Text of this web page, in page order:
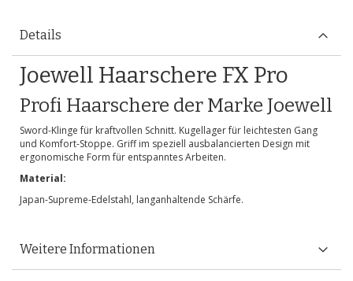
Details
Joewell Haarschere FX Pro
Profi Haarschere der Marke Joewell
Sword-Klinge für kraftvollen Schnitt. Kugellager für leichtesten Gang
und Komfort-Stoppe. Griff im speziell ausbalancierten Design mit
ergonomische Form für entspanntes Arbeiten.
Material:
Japan-Supreme-Edelstahl, langanhaltende Schärfe.
Weitere Informationen